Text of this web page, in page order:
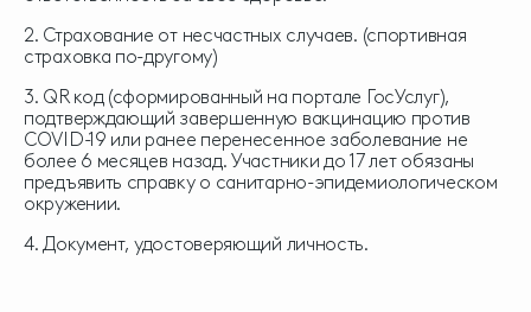
2. Страхование от несчастных случаев. (спортивная
страховка по-другому)
3. QR код (сформированный на портале ГосУслуг),
подтверждающий завершенную вакцинацию против
COVID-19 или ранее перенесенное заболевание не
более 6 месяцев назад. Участники до 17 лет обязаны
предъявить справку о санитарно-эпидемиологическом
окружении.
4. Документ, удостоверяющий личность.